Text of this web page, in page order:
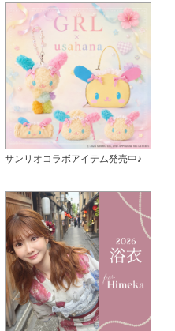
サンリオコラボアイテム発売中♪